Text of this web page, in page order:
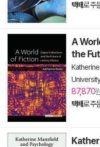
택배로 주
A
the
87,870
택배로 주